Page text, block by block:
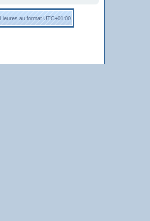
Heures au formatUTC+01:00